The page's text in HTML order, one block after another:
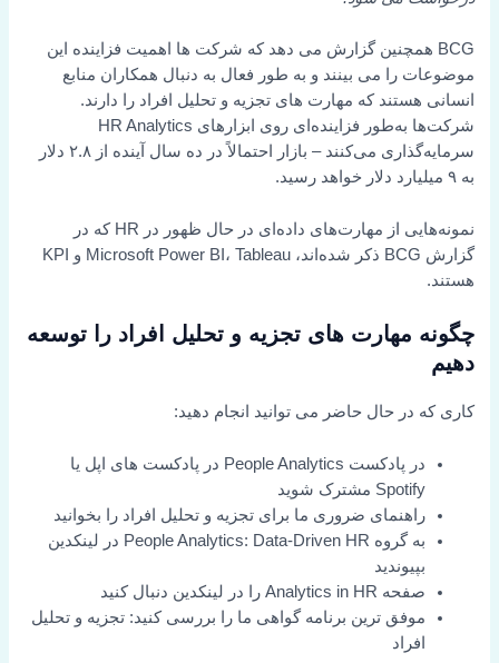
BCG همچنین گزارش می دهد که شرکت ها اهمیت فزاینده این
موضوعات را می بینند و به طور فعال به دنبال همکاران منابع
انسانی هستند که مهارت های تجزیه و تحلیل افراد را دارند.
شرکت‌ها به‌طور فزاینده‌ای روی ابزارهای HR Analytics
سرمایه‌گذاری می‌کنند – بازار احتمالاً در ده سال آینده از ۲.۸ دلار
به ۹ میلیارد دلار خواهد رسید.
نمونه‌هایی از مهارت‌های داده‌ای در حال ظهور در HR که در
گزارش BCG ذکر شده‌اند، Microsoft Power BI، Tableau و KPI
هستند.
چگونه مهارت های تجزیه و تحلیل افراد را توسعه
دهیم
کاری که در حال حاضر می توانید انجام دهید:
در پادکست People Analytics در پادکست های اپل یا
Spotify مشترک شوید
راهنمای ضروری ما برای تجزیه و تحلیل افراد را بخوانید
به گروه People Analytics: Data-Driven HR در لینکدین
بپیوندید
صفحه Analytics in HR را در لینکدین دنبال کنید
موفق ترین برنامه گواهی ما را بررسی کنید: تجزیه و تحلیل
افراد